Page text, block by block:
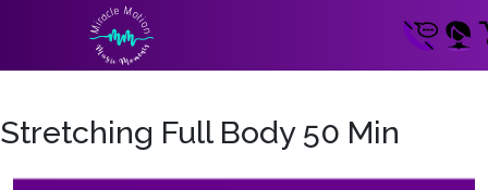
Stretching Full Body 50 Min